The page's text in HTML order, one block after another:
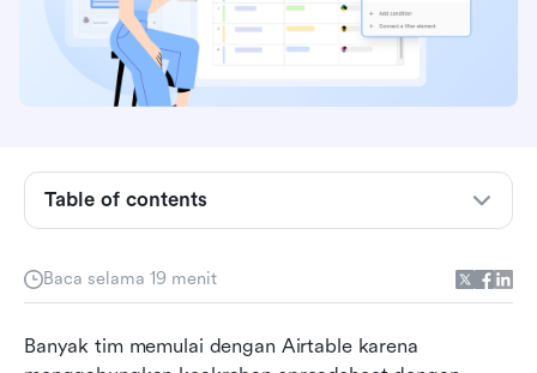
Baca selama 19 menit
Banyak tim memulai dengan Airtable karena
Table of contents
Apa itu Airtable, dan di mana sebenarnya paling
Yang ditawarkan Airtable: fitur utama &